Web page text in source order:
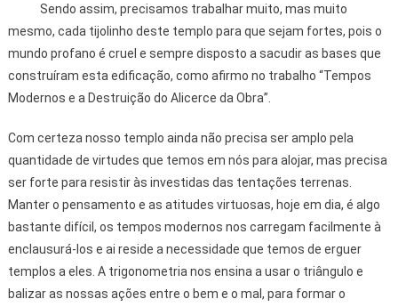
Sendo assim, precisamos trabalhar muito, mas muito
mesmo, cada tijolinho deste templo para que sejam fortes, pois o
mundo profano é cruel e sempre disposto a sacudir as bases que
construíram esta edificação, como afirmo no trabalho “Tempos
Modernos e a Destruição do Alicerce da Obra”.
Com certeza nosso templo ainda não precisa ser amplo pela
quantidade de virtudes que temos em nós para alojar, mas precisa
ser forte para resistir às investidas das tentações terrenas.
Manter o pensamento e as atitudes virtuosas, hoje em dia, é algo
bastante difícil, os tempos modernos nos carregam facilmente à
enclausurá-los e ai reside a necessidade que temos de erguer
templos a eles. A trigonometria nos ensina a usar o triângulo e
balizar as nossas ações entre o bem e o mal, para formar o